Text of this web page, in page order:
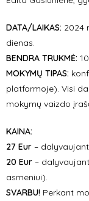
DATA/LAIKAS: 2024
dienas.
BENDRA TRUKMĖ:
MOKYMŲ TIPAS:
platformoje). Visi
mokymų vaizdo
KAINA:
27 Eur –
20 Eur –
asmeniui).
SVARBU! Perkant